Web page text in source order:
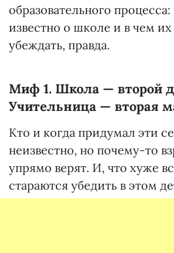
образовательного
известно о школе и в чем их
убеждать, правда.
Миф 1. Школа — второй
Учительница — вторая
Кто и когда придумал эти
неизвестно, но почему-то
упрямо верят. И, что хуже
стараются убедить в этом